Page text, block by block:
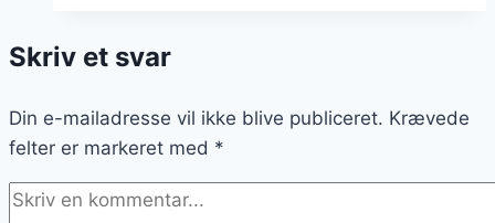
krydderurter
Skriv et svar
Din e-mailadresse vil ikke blive publiceret. Krævede
felter er markeret med *